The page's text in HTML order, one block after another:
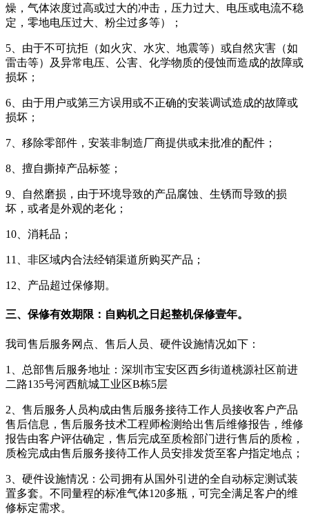
燥，气体浓度过高或过大的冲击，压力过大、电压或电流不稳
定，零地电压过大、粉尘过多等）；
5、由于不可抗拒（如火灾、水灾、地震等）或自然灾害（如
雷击等）及异常电压、公害、化学物质的侵蚀而造成的故障或
损坏；
6、由于用户或第三方误用或不正确的安装调试造成的故障或
损坏；
7、移除零部件，安装非制造厂商提供或未批准的配件；
8、擅自撕掉产品标签；
9、自然磨损，由于环境导致的产品腐蚀、生锈而导致的损
坏，或者是外观的老化；
10、消耗品；
11、非区域内合法经销渠道所购买产品；
12、产品超过保修期。
三、保修有效期限：自购机之日起整机保修壹年。
我司售后服务网点、售后人员、硬件设施情况如下：
1、总部售后服务地址：深圳市宝安区西乡街道桃源社区前进
二路135号河西航城工业区B栋5层
2、售后服务人员构成由售后服务接待工作人员接收客户产品
售后信息，售后服务技术工程师检测给出售后维修报告，维修
报告由客户评估确定，售后完成至质检部门进行售后的质检，
质检完成由售后服务接待工作人员安排发货至客户指定地点；
3、硬件设施情况：公司拥有从国外引进的全自动标定测试装
置多套。不同量程的标准气体120多瓶，可完全满足客户的维
修标定需求。